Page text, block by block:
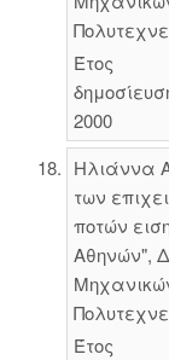
Έτος
2000
Ηλιάννα
των
ποτών
Αθηνών",
Έτος